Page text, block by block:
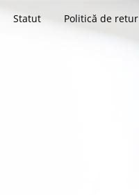
Statut Politică de retur